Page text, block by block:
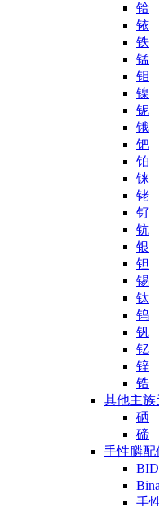
铪
铱
铁
锰
钼
镍
铌
锇
钯
铂
铼
铑
钌
钪
银
钽
锡
钛
钨
钒
钇
锌
锆
其他主族
硒
碲
手性膦配
手